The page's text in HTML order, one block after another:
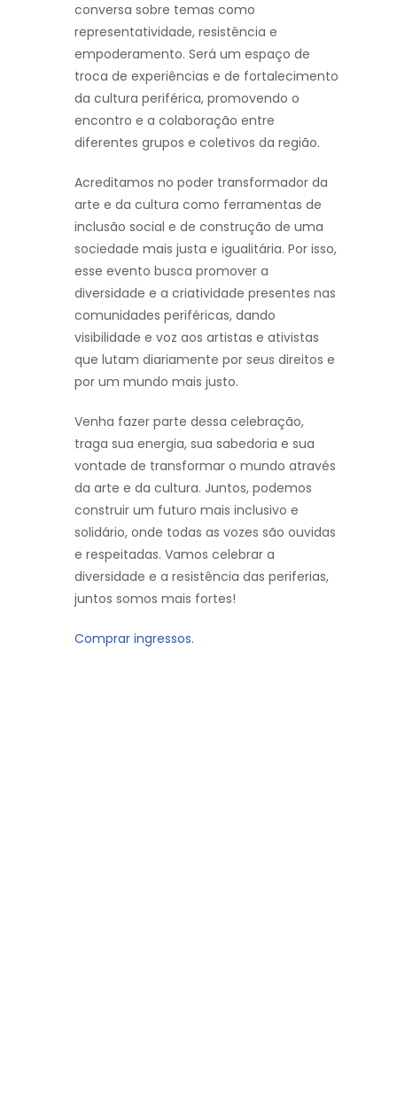
conversa sobre temas como
representatividade, resistência e
empoderamento. Será um espaço de
troca de experiências e de fortalecimento
da cultura periférica, promovendo o
encontro e a colaboração entre
diferentes grupos e coletivos da região.
Acreditamos no poder transformador da
arte e da cultura como ferramentas de
inclusão social e de construção de uma
sociedade mais justa e igualitária. Por isso,
esse evento busca promover a
diversidade e a criatividade presentes nas
comunidades periféricas, dando
visibilidade e voz aos artistas e ativistas
que lutam diariamente por seus direitos e
por um mundo mais justo.
Venha fazer parte dessa celebração,
traga sua energia, sua sabedoria e sua
vontade de transformar o mundo através
da arte e da cultura. Juntos, podemos
construir um futuro mais inclusivo e
solidário, onde todas as vozes são ouvidas
e respeitadas. Vamos celebrar a
diversidade e a resistência das periferias,
juntos somos mais fortes!
Comprar ingressos.